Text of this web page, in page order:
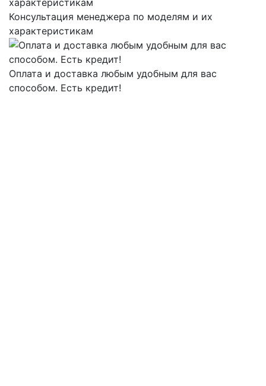
Консультация менеджера по моделям и их
характеристикам
Оплата и доставка любым удобным для вас
способом. Есть кредит!